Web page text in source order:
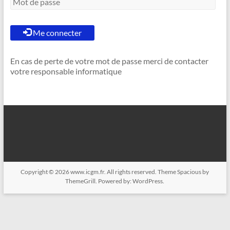
Me connecter
En cas de perte de votre mot de passe merci de contacter
votre responsable informatique
Copyright © 2026www.icgm.fr. All rights reserved. ThemeSpacious by
ThemeGrill. Powered by:WordPress.